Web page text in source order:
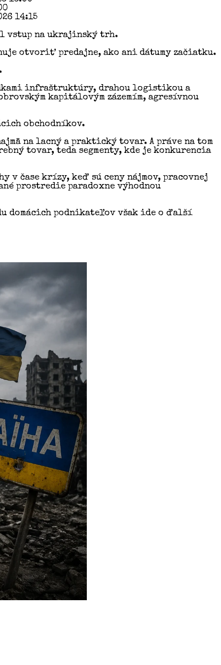
14:15
vstup na ukrajinský trh.
otvoriť predajne, ako ani dátumy začiatku.
infraštruktúry, drahou logistikou a
kapitálovým zázemím, agresívnou
obchodníkov.
na lacný a praktický tovar. A práve na tom
tovar, teda segmenty, kde je konkurencia
v čase krízy, keď sú ceny nájmov, pracovnej
prostredie paradoxne výhodnou
domácich podnikateľov však ide o ďalší